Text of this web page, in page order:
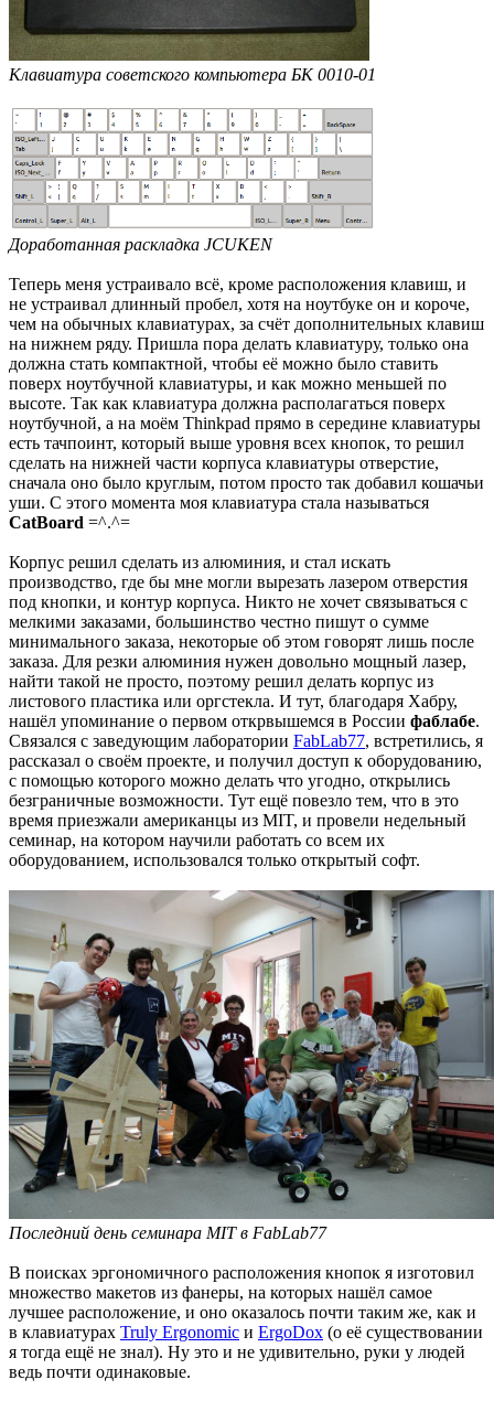
Клавиатура советского компьютера БК 0010-01
Доработанная раскладка JCUKEN
Теперь меня устраивало всё, кроме расположения клавиш, и
не устраивал длинный пробел, хотя на ноутбуке он и короче,
чем на обычных клавиатурах, за счёт дополнительных клавиш
на нижнем ряду. Пришла пора делать клавиатуру, только она
должна стать компактной, чтобы её можно было ставить
поверх ноутбучной клавиатуры, и как можно меньшей по
высоте. Так как клавиатура должна располагаться поверх
ноутбучной, а на моём Thinkpad прямо в середине клавиатуры
есть тачпоинт, который выше уровня всех кнопок, то решил
сделать на нижней части корпуса клавиатуры отверстие,
сначала оно было круглым, потом просто так добавил кошачьи
уши. С этого момента моя клавиатура стала называться
CatBoard =^.^=
Корпус решил сделать из алюминия, и стал искать
производство, где бы мне могли вырезать лазером отверстия
под кнопки, и контур корпуса. Никто не хочет связываться с
мелкими заказами, большинство честно пишут о сумме
минимального заказа, некоторые об этом говорят лишь после
заказа. Для резки алюминия нужен довольно мощный лазер,
найти такой не просто, поэтому решил делать корпус из
листового пластика или оргстекла. И тут, благодаря Хабру,
нашёл упоминание о первом открвышемся в России фаблабе.
Связался с заведующим лаборатории FabLab77, встретились, я
рассказал о своём проекте, и получил доступ к оборудованию,
с помощью которого можно делать что угодно, открылись
безграничные возможности. Тут ещё повезло тем, что в это
время приезжали американцы из MIT, и провели недельный
семинар, на котором научили работать со всем их
оборудованием, использовался только открытый софт.
Последний день семинара MIT в FabLab77
В поисках эргономичного расположения кнопок я изготовил
множество макетов из фанеры, на которых нашёл самое
лучшее расположение, и оно оказалось почти таким же, как и
в клавиатурах Truly Ergonomic и ErgoDox (о её существовании
я тогда ещё не знал). Ну это и не удивительно, руки у людей
ведь почти одинаковые.